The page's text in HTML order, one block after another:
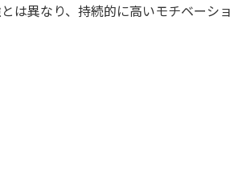
は異なり、持続的に高いモチベーシ